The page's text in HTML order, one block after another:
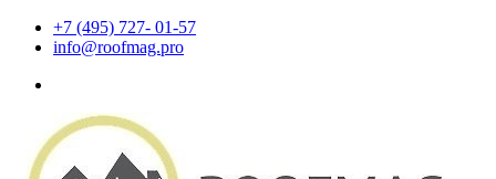
+7 (495) 727- 01-57
info@roofmag.pro